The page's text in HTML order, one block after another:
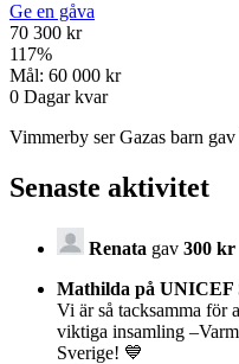
Ge en gåva
70 300 kr
117%
Mål: 60 000 kr
0 Dagar kvar
Vimmerby ser Gazas barn
Senaste aktivitet
Renata gav 300 kr
Mathilda på UNICEF
Vi är så tacksamma för
viktiga insamling
Sverige! 💙